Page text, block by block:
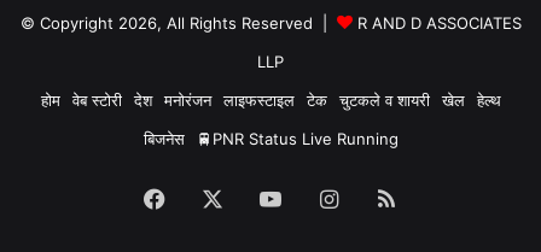
© Copyright 2026, All Rights Reserved |
R AND D ASSOCIATES
LLP
होम
वेब स्टोरी देश मनोरंजन लाइफस्टाइल टेक चुटकले व शायरी खेल
हेल्थ
बिजनेस
🚆PNR Status Live Running
Facebook YouTubeInstagram